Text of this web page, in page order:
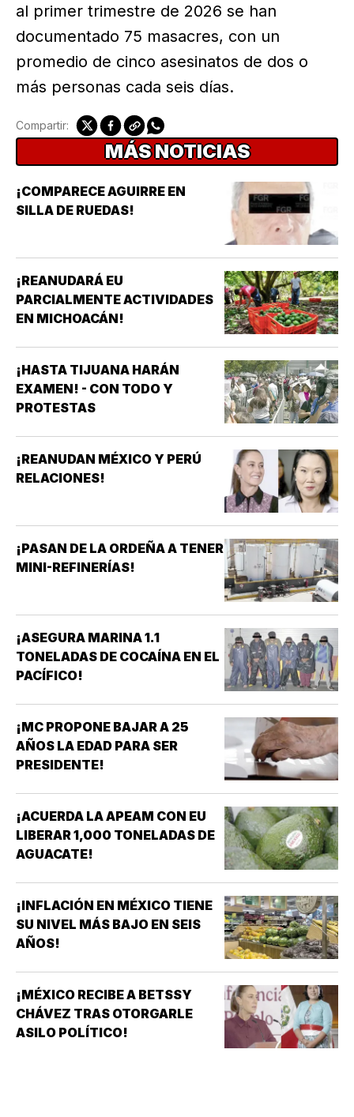
al primer trimestre de 2026 se han
documentado 75 masacres, con un
promedio de cinco asesinatos de dos o
más personas cada seis días.
Compartir:
MÁS NOTICIAS
¡COMPARECE AGUIRRE EN
SILLA DE RUEDAS!
¡REANUDARÁ EU
PARCIALMENTE ACTIVIDADES
EN MICHOACÁN!
¡HASTA TIJUANA HARÁN
EXAMEN! - CON TODO Y
PROTESTAS
¡REANUDAN MÉXICO Y PERÚ
RELACIONES!
¡PASAN DE LA ORDEÑA A TENER
MINI-REFINERÍAS!
¡ASEGURA MARINA 1.1
TONELADAS DE COCAÍNA EN EL
PACÍFICO!
¡MC PROPONE BAJAR A 25
AÑOS LA EDAD PARA SER
PRESIDENTE!
¡ACUERDA LA APEAM CON EU
LIBERAR 1,000 TONELADAS DE
AGUACATE!
¡INFLACIÓN EN MÉXICO TIENE
SU NIVEL MÁS BAJO EN SEIS
AÑOS!
¡MÉXICO RECIBE A BETSSY
CHÁVEZ TRAS OTORGARLE
ASILO POLÍTICO!